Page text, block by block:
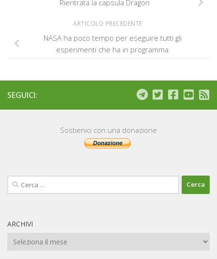
Rientrata la capsula Dragon
ARTICOLO PRECEDENTE
NASA ha poco tempo per eseguire tutti gli
esperimenti che ha in programma
SEGUICI:
Sostienici con una donazione
Ricerca
per:
ARCHIVI
Archivi